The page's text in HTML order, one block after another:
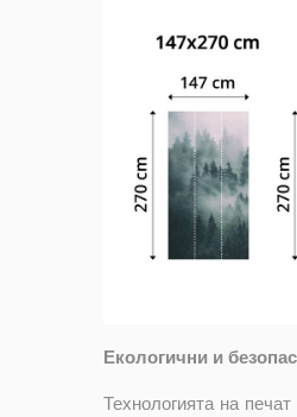
Екологични и
Технологията на